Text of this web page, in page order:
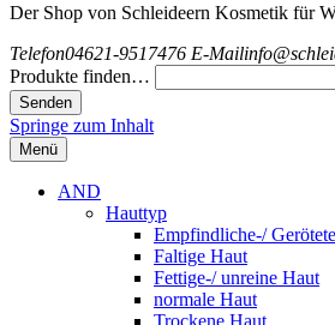
Der Shop von Schleideern Kosmetik für
Telefon04621-9517476 E-Mail
Produkte finden…
Springe zum Inhalt
Menü
AND
Hauttyp
Empfindliche-/
Faltige Haut
Fettige-/ unreine Haut
normale Haut
Trockene Haut